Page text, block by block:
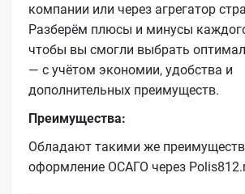
компании или через агрегатор
Разберём плюсы и минусы
чтобы вы смогли выбрать
— с учётом экономии, удобства и
дополнительных преимуществ.
Преимущества:
Обладают такими же
оформление ОСАГО через